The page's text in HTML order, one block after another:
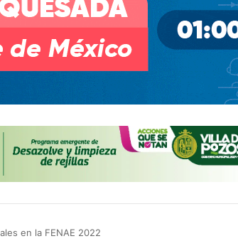
en la FENAE 2022